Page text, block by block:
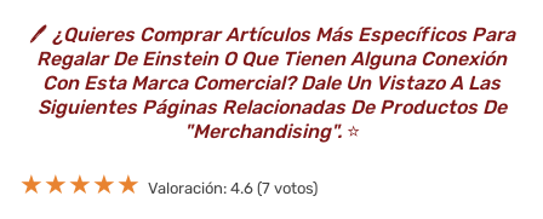
🖊️ ¿Quieres Comprar Artículos Más Específicos Para
Regalar De Einstein O Que Tienen Alguna Conexión
Con Esta Marca Comercial? Dale Un Vistazo A Las
Siguientes Páginas Relacionadas De Productos De
"Merchandising".⭐️
★★★★★ Valoración: 4.6 (7 votos)